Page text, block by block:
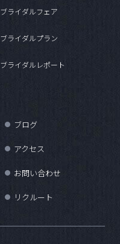
ブライダルフェア
ブライダルプラン
ブライダルレポート
● ブログ
● アクセス
● お問い合わせ
● リクルート